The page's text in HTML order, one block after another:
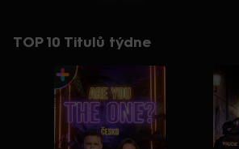
TOP 10 Titulů týdne